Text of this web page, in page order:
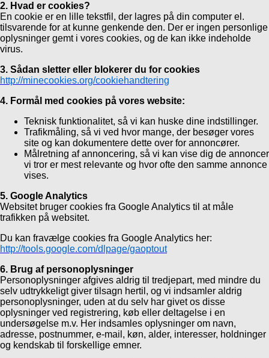
2. Hvad er cookies?
En cookie er en lille tekstfil, der lagres på din computer el.
tilsvarende for at kunne genkende den. Der er ingen personlige
oplysninger gemt i vores cookies, og de kan ikke indeholde
virus.
3. Sådan sletter eller blokerer du for cookies
http://minecookies.org/cookiehandtering
4. Formål med cookies på vores website:
Teknisk funktionalitet, så vi kan huske dine indstillinger.
Trafikmåling, så vi ved hvor mange, der besøger vores
site og kan dokumentere dette over for annoncører.
Målretning af annoncering, så vi kan vise dig de annoncer
vi tror er mest relevante og hvor ofte den samme annonce
vises.
5. Google Analytics
Websitet bruger cookies fra Google Analytics til at måle
trafikken på websitet.
Du kan fravælge cookies fra Google Analytics her:
http://tools.google.com/dlpage/gaoptout
6. Brug af personoplysninger
Personoplysninger afgives aldrig til tredjepart, med mindre du
selv udtrykkeligt giver tilsagn hertil, og vi indsamler aldrig
personoplysninger, uden at du selv har givet os disse
oplysninger ved registrering, køb eller deltagelse i en
undersøgelse m.v. Her indsamles oplysninger om navn,
adresse, postnummer, e-mail, køn, alder, interesser, holdninger
og kendskab til forskellige emner.